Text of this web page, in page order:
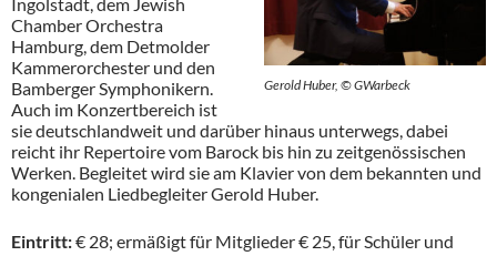
Gerold Huber, © GWarbeck
Chamber Orchestra
Hamburg, dem Detmolder
Kammerorchester und den
Bamberger Symphonikern.
Auch im Konzertbereich ist
sie deutschlandweit und darüber hinaus unterwegs, dabei
reicht ihr Repertoire vom Barock bis hin zu zeitgenössischen
Werken. Begleitet wird sie am Klavier von dem bekannten und
kongenialen Liedbegleiter Gerold Huber.
Eintritt:€ 28; ermäßigt für Mitglieder € 25, für Schüler und